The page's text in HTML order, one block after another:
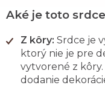
Aké je toto
Z kôry: Srdce je
ktorý nie je pre
vytvorené z
dodanie